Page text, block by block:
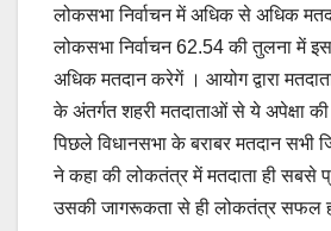
लोकसभा निर्वाचन में अधिक से अधिक
लोकसभा निर्वाचन 62.54 की तुलना में
अधिक मतदान करेगें । आयोग द्वारा
के अंतर्गत शहरी मतदाताओं से ये अपेक्षा
पिछले विधानसभा के बराबर मतदान सभी
ने कहा की लोकतंत्र में मतदाता ही सबसे
उसकी जागरूकता से ही लोकतंत्र सफल